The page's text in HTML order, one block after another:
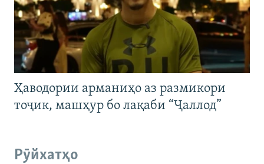
Ҳаводории арманиҳо аз размикори
тоҷик, машҳур бо лақаби “Ҷаллод”
Рӯйхатҳо